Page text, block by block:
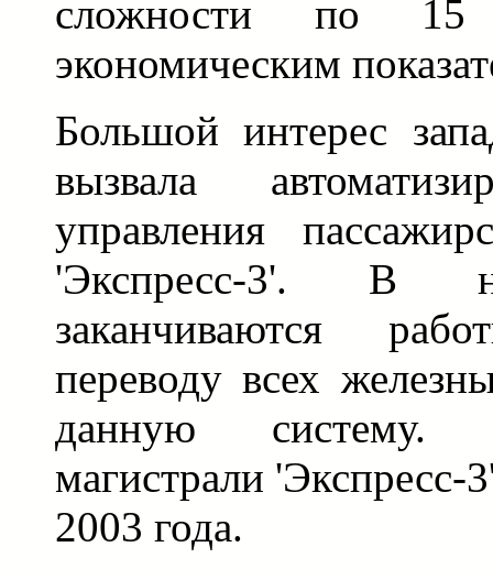
сложности по 15
экономическим
Большой интерес
вызвала
управления
'Экспресс-3'. В
заканчиваются
переводу всех
данную систему.
магистрали 'Экспресс-
2003 года.